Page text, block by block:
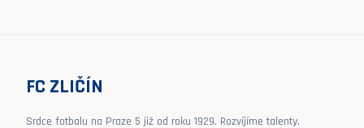
FC ZLIČÍN
Srdce fotbalu na Praze 5 již od roku 1929. Rozvíjíme talenty,